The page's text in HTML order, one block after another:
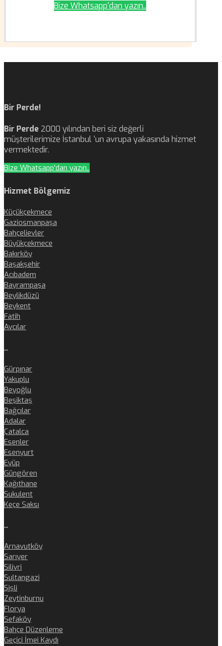
Bize Whatsapp'dan yazın..
Bir Perde!
Bir Perde 2000 yılından beri siz değerli
müşterilerimize İstanbul ‘un avrupa yakasında hizmet
vermektedir.
Bize Whatsapp'dan yazın..
Hizmet Bölgemiz
Küçükçekmece
Gaziosmanpaşa
Bahçelievler
Büyükçekmece
Bakırköy
Başakşehir
Acıbadem
Bayrampaşa
Beylikdüzü
Beykent
Fatih
Avcılar
..
Gürpınar
Yakuplu
Beyoğlu
Beşiktaş
Bağcılar
Adalar
Çatalca
Esenler
Esenyurt
Eyüp
Güngören
Kağıthane
Sukulent
Keçe Saksı
..
Arnavutköy
Sarıyer
Silivri
Sultangazi
Şişli
Zeytinburnu
Florya
Sefaköy
Bahçe Düzenleme
Geçici İmei Kaydı